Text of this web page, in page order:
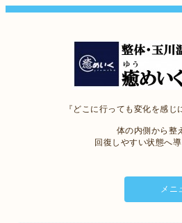
『どこに行っても変化を感じ
体の内側から整
回復しやすい状態へ
メニ